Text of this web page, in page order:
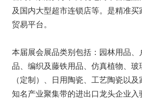
及国内大型超市连锁店等。是精准
贸易平台。
本届展会展品类别包括：园林用品、
品、编织及藤铁用品、仿真植物、玻
（定制）、日用陶瓷、工艺陶瓷以
知名产业聚集带的进出口龙头企业入